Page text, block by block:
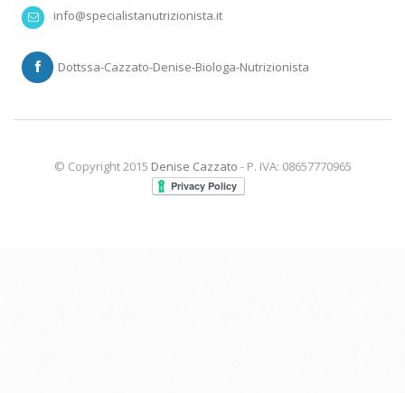
info@specialistanutrizionista.it
Dottssa-Cazzato-Denise-Biologa-Nutrizionista
© Copyright 2015 Denise Cazzato - P. IVA: 08657770965